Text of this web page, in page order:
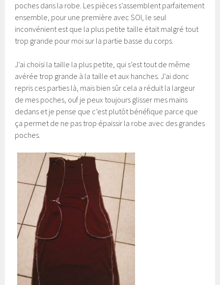
poches dans la robe. Les pièces s’assemblent parfaitement
ensemble, pour une première avec SOI, le seul
inconvénient est que la plus petite taille était malgré tout
trop grande pour moi sur la partie basse du corps.
J’ai choisi la taille la plus petite, qui s’est tout de même
avérée trop grande à la taille et aux hanches. J’ai donc
repris ces parties là, mais bien sûr cela a réduit la largeur
de mes poches, ouf je peux toujours glisser mes mains
dedans et je pense que c’est plutôt bénéfique parce que
ça permet de ne pas trop épaissir la robe avec des grandes
poches.